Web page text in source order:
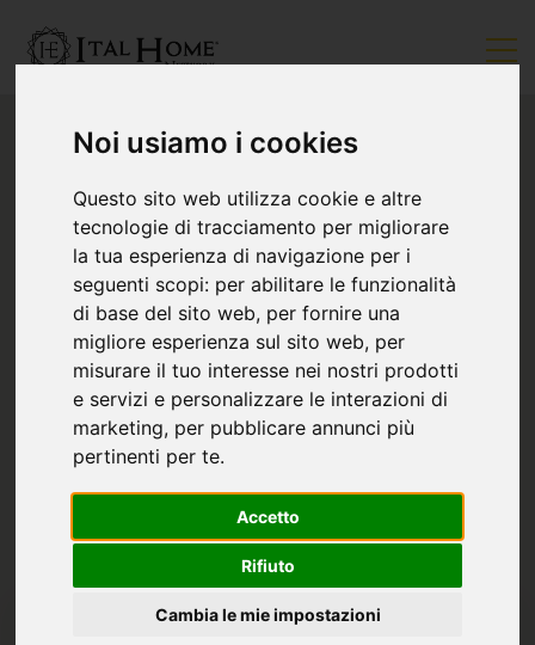
Noi usiamo i cookies
Questo sito web utilizza cookie e altre
tecnologie di tracciamento per migliorare
la tua esperienza di navigazione per i
seguenti scopi: per abilitare le funzionalità
di base del sito web, per fornire una
migliore esperienza sul sito web, per
misurare il tuo interesse nei nostri prodotti
e servizi e personalizzare le interazioni di
marketing, per pubblicare annunci più
pertinenti per te.
Accetto
Rifiuto
Cambia le mie impostazioni